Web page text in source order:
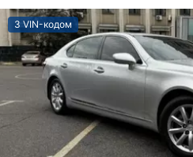
З VIN-кодом